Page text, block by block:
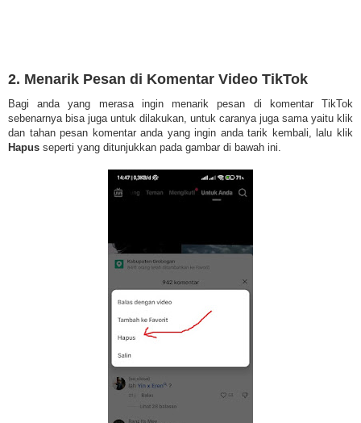
2. Menarik Pesan di Komentar Video TikTok
Bagi anda yang merasa ingin menarik pesan di komentar TikTok
sebenarnya bisa juga untuk dilakukan, untuk caranya juga sama yaitu klik
dan tahan pesan komentar anda yang ingin anda tarik kembali, lalu klik
Hapus seperti yang ditunjukkan pada gambar di bawah ini.